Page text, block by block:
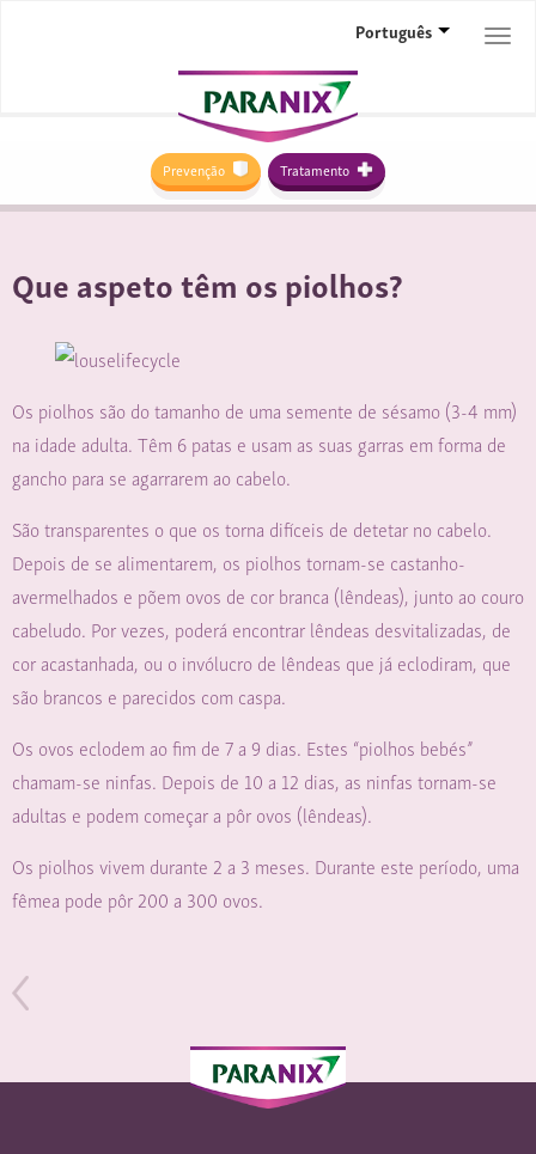
Português
Prevenção Tratamento
Que aspeto têm os piolhos?
Os piolhos são do tamanho de uma semente de sésamo (3-4 mm)
na idade adulta. Têm 6 patas e usam as suas garras em forma de
gancho para se agarrarem ao cabelo.
São transparentes o que os torna difíceis de detetar no cabelo.
Depois de se alimentarem, os piolhos tornam-se castanho-
avermelhados e põem ovos de cor branca (lêndeas), junto ao couro
cabeludo. Por vezes, poderá encontrar lêndeas desvitalizadas, de
cor acastanhada, ou o invólucro de lêndeas que já eclodiram, que
são brancos e parecidos com caspa.
Os ovos eclodem ao fim de 7 a 9 dias. Estes “piolhos bebés”
chamam-se ninfas. Depois de 10 a 12 dias, as ninfas tornam-se
adultas e podem começar a pôr ovos (lêndeas).
Os piolhos vivem durante 2 a 3 meses. Durante este período, uma
fêmea pode pôr 200 a 300 ovos.